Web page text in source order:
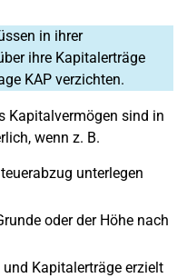
in ihrer
ihre Kapitalerträge
KAP verzichten.
Kapitalvermögen sind in
wenn z. B.
unterlegen
oder der Höhe nach
Kapitalerträge erzielt